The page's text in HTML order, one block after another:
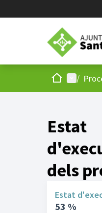
Inici Menú
/
Estat
dels
Estat
53 %